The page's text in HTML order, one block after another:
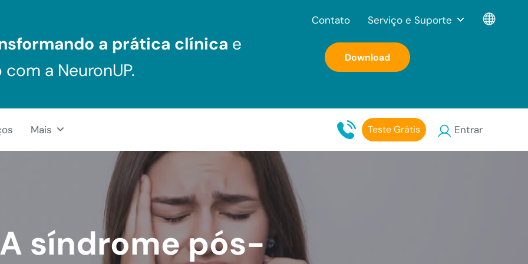
a prática clínica e
a NeuronUP.
Download
Mais Teste Grátis Entrar
Contato Serviço e Suporte
A síndrome pós-